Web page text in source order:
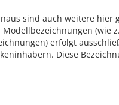
sind auch weitere
(wie z. B.
erfolgt
Diese